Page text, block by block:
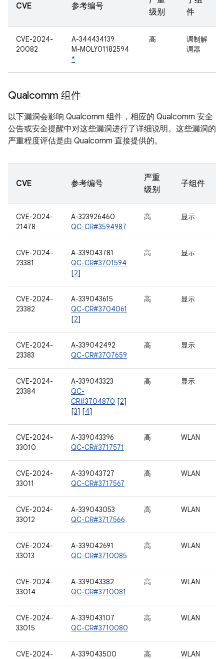
CVE 参考编号
级别
件
CVE-2024-
20082
A-344434139
M-MOLY01182594
*
高
调制解
调器
Qualcomm 组件
以下漏洞会影响 Qualcomm 组件，相应的 Qualcomm 安全
公告或安全提醒中对这些漏洞进行了详细说明。这些漏洞的
严重程度评估是由 Qualcomm 直接提供的。
CVE 参考编号
严重
级别
子组件
CVE-2024-
21478
A-323926460
QC-CR#3594987
高 显示
CVE-2024-
23381
A-339043781
QC-CR#3701594
[2]
高 显示
CVE-2024-
23382
A-339043615
QC-CR#3704061
[2]
高 显示
CVE-2024-
23383
A-339042492
QC-CR#3707659
高 显示
CVE-2024-
23384
A-339043323
QC-
CR#3704870 [2]
[3] [4]
高 显示
CVE-2024-
33010
A-339043396
QC-CR#3717571
高 WLAN
CVE-2024-
33011
A-339043727
QC-CR#3717567
高 WLAN
CVE-2024-
33012
A-339043053
QC-CR#3717566
高 WLAN
CVE-2024-
33013
A-339042691
QC-CR#3710085
高 WLAN
CVE-2024-
33014
A-339043382
QC-CR#3710081
高 WLAN
CVE-2024-
33015
A-339043107
QC-CR#3710080
高 WLAN
CVE-2024-
A-339043500
高 WLAN